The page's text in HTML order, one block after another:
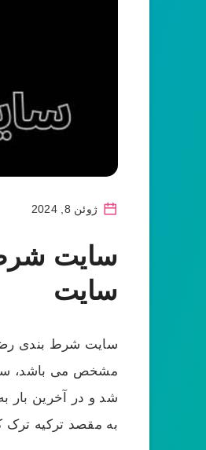
ژوئن 8, 2024
سایت شرط
سایت
سایت شرط بندی
مشخص می باشد،
به مقصد ترکیه ترک